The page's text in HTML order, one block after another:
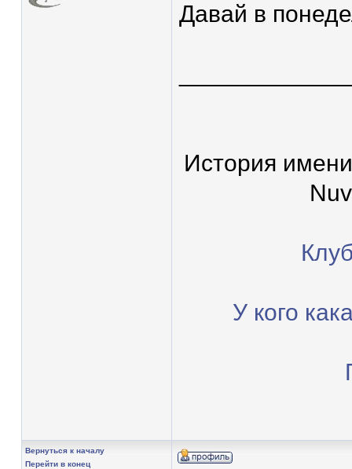
Давай в
История
У кого
Вернуться к началу
Перейти в конец